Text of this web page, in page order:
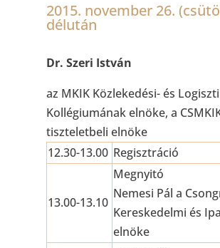
2015. november 26.
délután
Dr. Szeri István
az MKIK Közlekedési- és
Kollégiumának elnöke, a
tiszteletbeli elnöke
12.30-13.00 Regisztráció
13.00-13.10
Megnyitó
Nemesi Pál a
Kereskedelmi és
elnöke